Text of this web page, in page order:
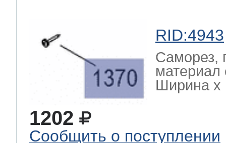
RID:4943
Саморез,
Ширина х
1202
Сообщить о поступлении